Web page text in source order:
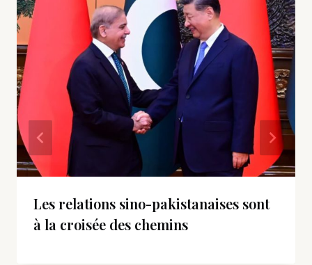
Les relations sino-pakistanaises sont
à la croisée des chemins